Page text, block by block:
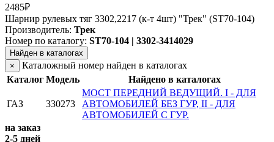
2485₽
Шарнир рулевых тяг 3302,2217 (к-т 4шт) "Трек" (ST70-104)
Производитель: Трек
Номер по каталогу: ST70-104 | 3302-3414029
Найден в каталогах
×
Каталожный номер найден в каталогах
Каталог Модель Найдено в каталогах
ГАЗ 330273
МОСТ ПЕРЕДНИЙ ВЕДУЩИЙ. I - ДЛЯ
АВТОМОБИЛЕЙ БЕЗ ГУР, II - ДЛЯ
АВТОМОБИЛЕЙ С ГУР.
на заказ
2-5 дней